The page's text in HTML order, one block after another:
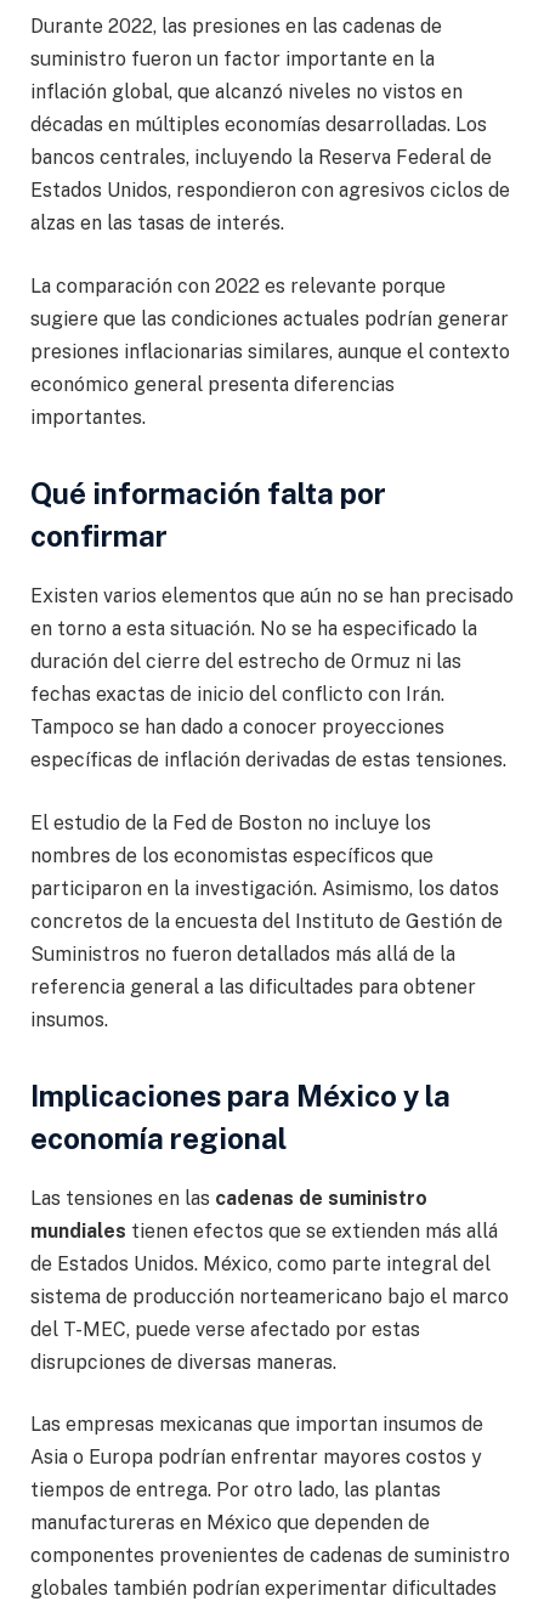
Durante 2022, las presiones en las cadenas de
suministro fueron un factor importante en la
inflación global, que alcanzó niveles no vistos en
décadas en múltiples economías desarrolladas. Los
bancos centrales, incluyendo la Reserva Federal de
Estados Unidos, respondieron con agresivos ciclos de
alzas en las tasas de interés.
La comparación con 2022 es relevante porque
sugiere que las condiciones actuales podrían generar
presiones inflacionarias similares, aunque el contexto
económico general presenta diferencias
importantes.
Qué información falta por
confirmar
Existen varios elementos que aún no se han precisado
en torno a esta situación. No se ha especificado la
duración del cierre del estrecho de Ormuz ni las
fechas exactas de inicio del conflicto con Irán.
Tampoco se han dado a conocer proyecciones
específicas de inflación derivadas de estas tensiones.
El estudio de la Fed de Boston no incluye los
nombres de los economistas específicos que
participaron en la investigación. Asimismo, los datos
concretos de la encuesta del Instituto de Gestión de
Suministros no fueron detallados más allá de la
referencia general a las dificultades para obtener
insumos.
Implicaciones para México y la
economía regional
Las tensiones en las cadenas de suministro
mundiales tienen efectos que se extienden más allá
de Estados Unidos. México, como parte integral del
sistema de producción norteamericano bajo el marco
del T-MEC, puede verse afectado por estas
disrupciones de diversas maneras.
Las empresas mexicanas que importan insumos de
Asia o Europa podrían enfrentar mayores costos y
tiempos de entrega. Por otro lado, las plantas
manufactureras en México que dependen de
componentes provenientes de cadenas de suministro
globales también podrían experimentar dificultades